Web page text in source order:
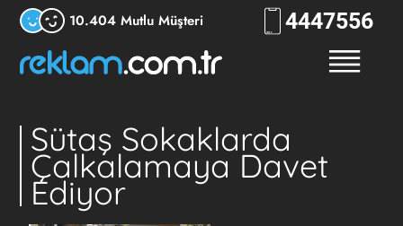
10.404 Mutlu Müşteri 4447556
Sütaş Sokaklarda
Çalkalamaya Davet
Ediyor